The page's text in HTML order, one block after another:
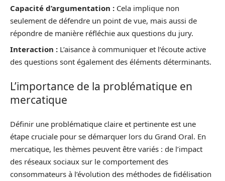
Capacité d’argumentation : Cela implique non
seulement de défendre un point de vue, mais aussi de
répondre de manière réfléchie aux questions du jury.
Interaction : L’aisance à communiquer et l’écoute active
des questions sont également des éléments déterminants.
L’importance de la problématique en
mercatique
Définir une problématique claire et pertinente est une
étape cruciale pour se démarquer lors du Grand Oral. En
mercatique, les thèmes peuvent être variés : de l’impact
des réseaux sociaux sur le comportement des
consommateurs à l’évolution des méthodes de fidélisation